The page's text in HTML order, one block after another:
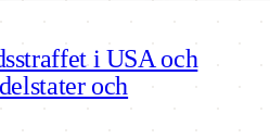
i USA och
och